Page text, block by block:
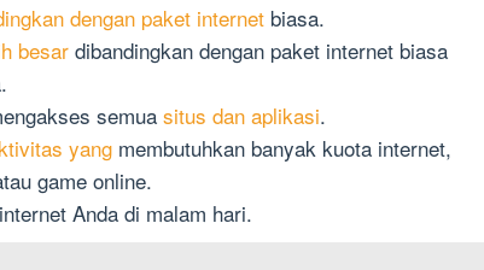
dengan paket internet biasa.
besardibandingkan dengan paket internet biasa
semua situs dan aplikasi.
yang membutuhkan banyak kuota internet,
game online.
Anda di malam hari.